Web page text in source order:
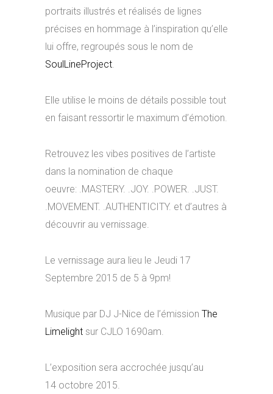
portraits illustrés et réalisés de lignes
précises en hommage à l’inspiration qu’elle
lui offre, regroupés sous le nom de
SoulLineProject.
Elle utilise le moins de détails possible tout
en faisant ressortir le maximum d’émotion.
Retrouvez les vibes positives de l’artiste
dans la nomination de chaque
oeuvre: .MASTERY. .JOY. .POWER. .JUST.
.MOVEMENT. .AUTHENTICITY. et d’autres à
découvrir au vernissage.
Le vernissage aura lieu le Jeudi 17
Septembre 2015 de 5 à 9pm!
Musique par DJ J-Nice de l’émission The
Limelight sur CJLO 1690am.
L’exposition sera accrochée jusqu’au
14 octobre 2015.